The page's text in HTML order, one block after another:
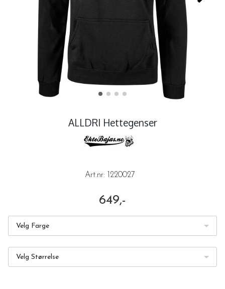
ALLDRI Hettegenser
Art.nr: 1220027
649,-
Velg Farge
Velg Størrelse